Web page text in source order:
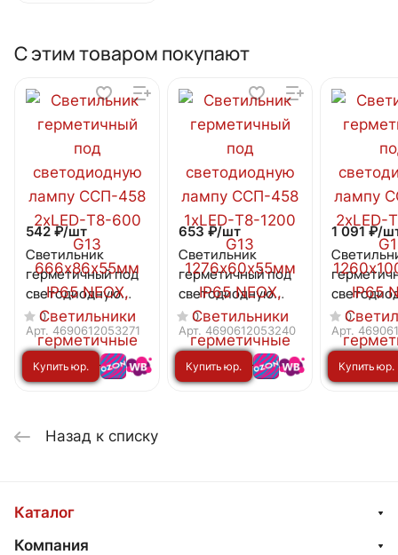
С этим товаром покупают
542 ₽/шт
Светильник
герметичный под
светодиодную
лампу CСП-458
2xLED-Т8-600 G13
666х86х55мм IP65
NEOX
0
Арт. 4690612053271
Купить юр.
653 ₽/шт
Светильник
герметичный под
светодиодную
лампу CСП-458
1xLED-Т8-1200 G13
1276х60х55мм IP65
NEOX
0
Арт. 4690612053240
Купить юр.
1 091 ₽/
лампу
2xLED-Т8-
IP65 NEOX
0
Арт.
Купить юр.
Назад к списку
Каталог
Компания